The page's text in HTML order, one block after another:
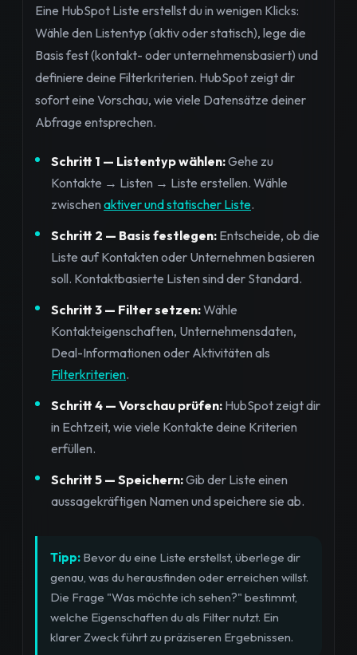
Eine HubSpot Liste erstellst du in wenigen Klicks:
Wähle den Listentyp (aktiv oder statisch), lege die
Basis fest (kontakt- oder unternehmensbasiert) und
definiere deine Filterkriterien. HubSpot zeigt dir
sofort eine Vorschau, wie viele Datensätze deiner
Abfrage entsprechen.
Schritt 1 — Listentyp wählen:Gehe zu
Kontakte → Listen → Liste erstellen. Wähle
zwischen aktiver und statischer Liste.
Schritt 2 — Basis festlegen: Entscheide, ob die
Liste auf Kontakten oder Unternehmen basieren
soll. Kontaktbasierte Listen sind der Standard.
Schritt 3 — Filter setzen:Wähle
Kontakteigenschaften, Unternehmensdaten,
Deal-Informationen oder Aktivitäten als
Filterkriterien.
Schritt 4 — Vorschau prüfen: HubSpot zeigt dir
in Echtzeit, wie viele Kontakte deine Kriterien
erfüllen.
Schritt 5 — Speichern:Gib der Liste einen
aussagekräftigen Namen und speichere sie ab.
Tipp: Bevor du eine Liste erstellst, überlege dir
genau, was du herausfinden oder erreichen willst.
Die Frage "Was möchte ich sehen?" bestimmt,
welche Eigenschaften du als Filter nutzt. Ein
klarer Zweck führt zu präziseren Ergebnissen.